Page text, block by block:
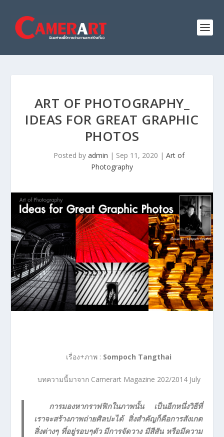
ART OF PHOTOGRAPHY_
IDEAS FOR GREAT GRAPHIC
PHOTOS
Posted by admin | Sep 11, 2020 | Art of
Photography
เรื่อง+ภาพ : Sompoch Tangthai
บทความนี้มาจาก Camerart Magazine 202/2014 July
การมองหากราฟฟิกในภาพนั้น เป็นอีกหนึ่งวิธีที่
เราจะสร้างภาพถ่ายศิลปะได้ สิ่งสำคัญก็คือการสังเกต
สิ่งต่างๆ ที่อยู่รอบๆตัว มีการจัดวาง มีสีสัน หรือมีความ